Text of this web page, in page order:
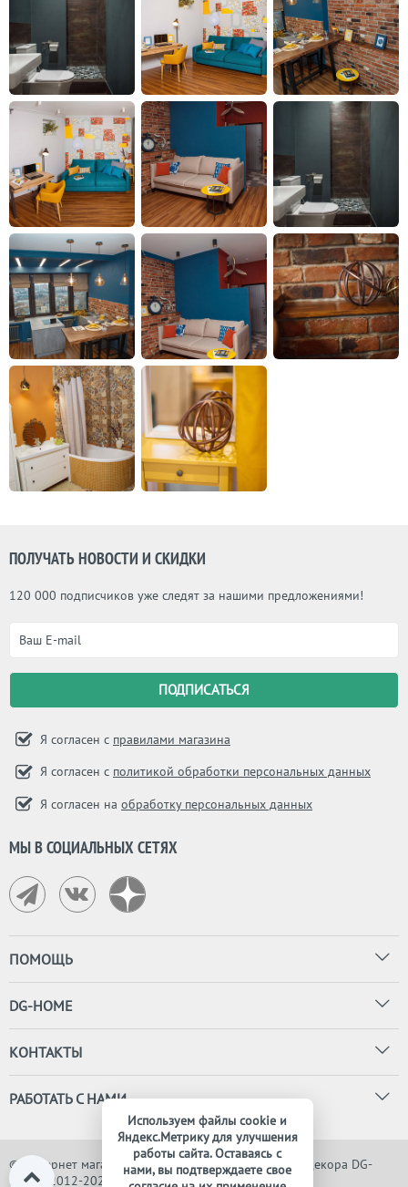
ПОЛУЧАТЬ НОВОСТИ И СКИДКИ
120 000 подписчиков уже следят за нашими предложениями!
Я согласен с правилами магазина
Я согласен с политикой обработки персональных данных
Я согласен на обработку персональных данных
МЫ В СОЦИАЛЬНЫХ СЕТЯХ
ПОМОЩЬ
DG-HOME
КОНТАКТЫ
РАБОТАТЬ С НАМИ
© Интернет магазин дизайнерской мебели, света и декора DG-
HOME, 2012-2026. Все права защищены
Используем файлы cookie и
Яндекс.Метрику для улучшения
работы сайта. Оставаясь с
нами, вы подтверждаете свое